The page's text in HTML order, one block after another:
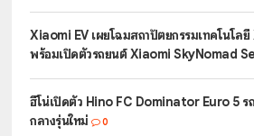
Xiaomi EV เผยโฉมสถาปัตยกรรมเทคโนโล
พร้อมเปิดตัวรถยนต์ Xiaomi SkyNomad
ฮีโน่เปิดตัว Hino FC Dominator Euro 5 ร
กลางรุ่นใหม่
0